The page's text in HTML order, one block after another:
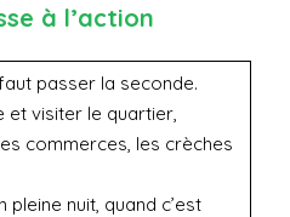
à l’action
passer la seconde.
et visiter le quartier,
commerces, les crèches
nuit, quand c’est